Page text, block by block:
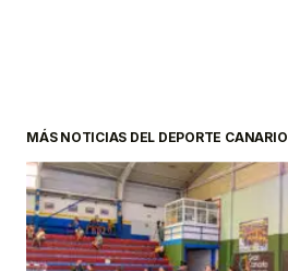
MÁS NOTICIAS DEL DEPORTE CANARIO